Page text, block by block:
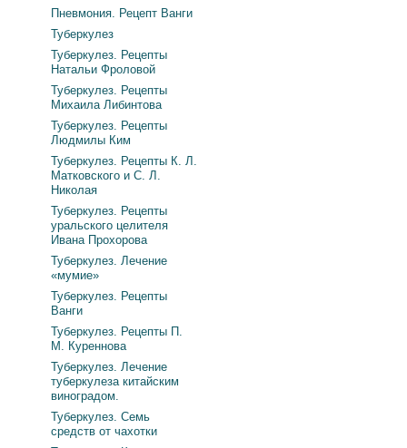
Пневмония. Рецепт Ванги
Туберкулез
Туберкулез. Рецепты
Натальи Фроловой
Туберкулез. Рецепты
Михаила Либинтова
Туберкулез. Рецепты
Людмилы Ким
Туберкулез. Рецепты К. Л.
Матковского и С. Л.
Николая
Туберкулез. Рецепты
уральского целителя
Ивана Прохорова
Туберкулез. Лечение
«мумие»
Туберкулез. Рецепты
Ванги
Туберкулез. Рецепты П.
М. Куреннова
Туберкулез. Лечение
туберкулеза китайским
виноградом.
Туберкулез. Семь
средств от чахотки